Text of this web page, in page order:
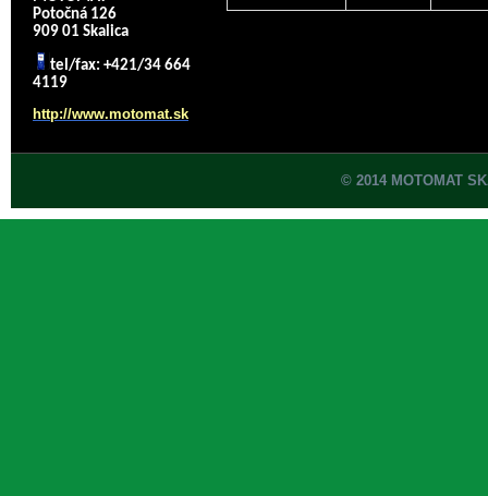
Potočná 126
909 01 Skalica
tel/fax: +421/34 664
4119
http://www.motomat.sk
© 2014